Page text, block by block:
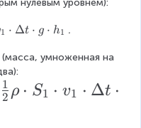
2
v
d
1 ⋅ Δt ⋅ g ⋅ h1 .
(масса, умноженная на
2
1 ρ ⋅ S1 ⋅ v1 ⋅ Δt ⋅